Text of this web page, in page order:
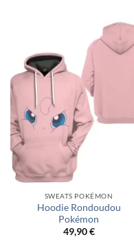
SWEATS POKÉMON
Hoodie Rondoudou
Pokémon
49,90€